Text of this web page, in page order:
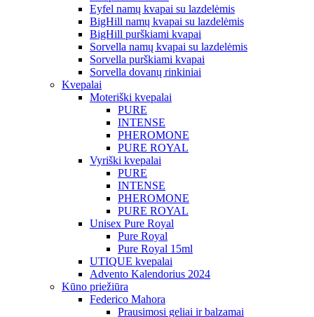
Eyfel namų kvapai su lazdelėmis
BigHill namų kvapai su lazdelėmis
BigHill purškiami kvapai
Sorvella namų kvapai su lazdelėmis
Sorvella purškiami kvapai
Sorvella dovanų rinkiniai
Kvepalai
Moteriški kvepalai
PURE
INTENSE
PHEROMONE
PURE ROYAL
Vyriški kvepalai
PURE
INTENSE
PHEROMONE
PURE ROYAL
Unisex Pure Royal
Pure Royal
Pure Royal 15ml
UTIQUE kvepalai
Advento Kalendorius 2024
Kūno priežiūra
Federico Mahora
Prausimosi geliai ir balzamai